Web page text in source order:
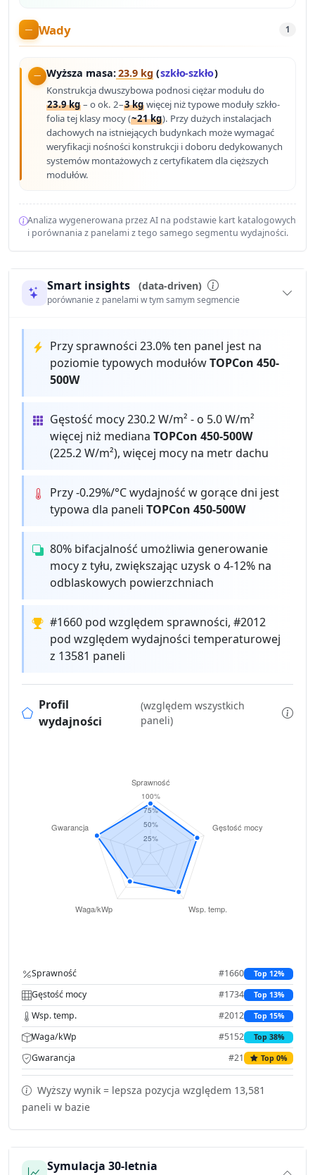
Wady 1
Wyższa masa:23.9 kg (szkło-szkło)
Konstrukcja dwuszybowa podnosi ciężar modułu do
23.9 kg – o ok. 2–3 kg więcej niż typowe moduły szkło-
folia tej klasy mocy (~21 kg). Przy dużych instalacjach
dachowych na istniejących budynkach może wymagać
weryfikacji nośności konstrukcji i doboru dedykowanych
systemów montażowych z certyfikatem dla cięższych
modułów.
Analiza wygenerowana przez AI na podstawie kart katalogowych
i porównania z panelami z tego samego segmentu wydajności.
Smart insights (data-driven)
porównanie z panelami w tym samym segmencie
Przy sprawności 23.0% ten panel jest na
poziomie typowych modułówTOPCon 450-
500W
Gęstość mocy 230.2 W/m² - o 5.0 W/m²
więcej niż medianaTOPCon 450-500W
(225.2 W/m²), więcej mocy na metr dachu
Przy -0.29%/°C wydajność w gorące dni jest
typowa dla paneliTOPCon 450-500W
80% bifacjalność umożliwia generowanie
mocy z tyłu, zwiększając uzysk o 4-12% na
odblaskowych powierzchniach
#1660 pod względem sprawności, #2012
pod względem wydajności temperaturowej
z 13581 paneli
Profil
wydajności
(względem wszystkich
paneli)
Sprawność #1660 Top 12%
Gęstość mocy #1734 Top 13%
Wsp. temp. #2012 Top 15%
Waga/kWp #5152 Top 38%
Gwarancja #21 Top 0%
Wyższy wynik = lepsza pozycja względem 13,581
paneli w bazie
Symulacja 30-letnia